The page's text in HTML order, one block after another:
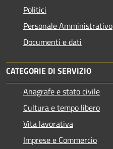
Politici
Personale Amministrativo
Documenti e dati
CATEGORIE DI SERVIZIO
Anagrafe e stato civile
Cultura e tempo libero
Vita lavorativa
Imprese e Commercio